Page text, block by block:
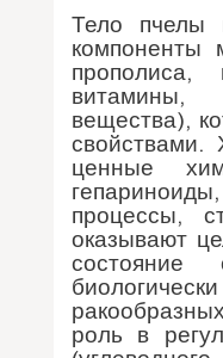
Тело пчелы
компоненты
прополиса,
витамины,
вещества),
свойствами.
ценные
процессы,
оказывают
роль в